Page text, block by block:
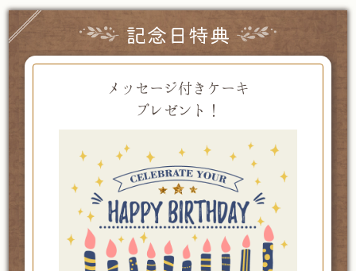
メッセージ付きケーキ
プレゼント！